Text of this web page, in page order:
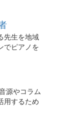
先生を地域
でピアノを
源やコラム
用するため